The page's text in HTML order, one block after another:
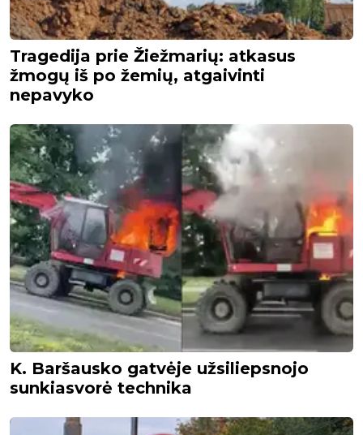
Tragedija prie Žiežmarių: atkasus
žmogų iš po žemių, atgaivinti
nepavyko
K. Baršausko gatvėje užsiliepsnojo
sunkiasvorė technika